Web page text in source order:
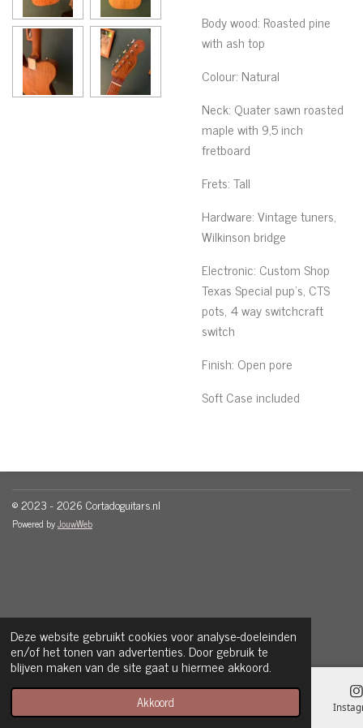
Deze website gebruikt cookies voor analyse-doeleinden
en/of het tonen van advertenties. Door gebruik te
blijven maken van de site gaat u hiermee akkoord.
Akkoord
Body wood: Roasted pine
with ash top
Colour: Natural
Neck: Quater sawn roasted
maple with 9,5 inch
fretboard
Frets: Tall
Hardware: Vintagetuners,
Wilkinson bridge
Electronic: Custom Shop
Texas Special pup's, CTS
pots, 4 way switchcraft
switch
Finish: Open pore
Soft Case included
© 2023 - 2026 Cortadoguitars.nl
Powered byJouwWeb
Telefoonnummer